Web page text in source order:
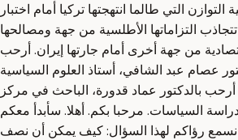
التي طالما انتهجتها تركيا أمام اختبار
التزاماتها الأطلسية من جهة ومصالحها
من جهة أخرى أمام جارتها إيران. أرحب
عصام عبد الشافي، أستاذ العلوم السياسية
أرحب بالدكتور عماد قدورة، الباحث في مركز
السياسات. مرحبا بكم. أهلا. سأبدأ معكم
نسمع رؤاكم لهذا السؤال: كيف يمكن أن نصف